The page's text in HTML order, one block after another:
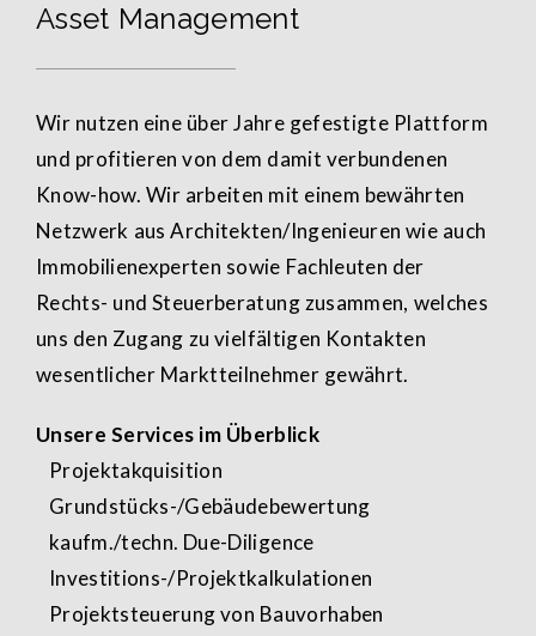
Asset Management
Wir nutzen eine über Jahre gefestigte Plattform
und profitieren von dem damit verbundenen
Know-how. Wir arbeiten mit einem bewährten
Netzwerk aus Architekten/Ingenieuren wie auch
Immobilienexperten sowie Fachleuten der
Rechts- und Steuerberatung zusammen, welches
uns den Zugang zu vielfältigen Kontakten
wesentlicher Marktteilnehmer gewährt.
Unsere Services im Überblick
Projektakquisition
Grundstücks-/Gebäudebewertung
kaufm./techn. Due-Diligence
Investitions-/Projektkalkulationen
Projektsteuerung von Bauvorhaben